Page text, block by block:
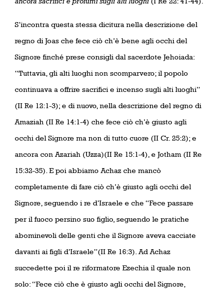
S’incontra questa stessa dicitura nella descrizione del
regno di Joas che fece ciò ch’è bene agli occhi del
Signore finché prese consigli dal sacerdote Jehoiada:
“Tuttavia, gli alti luoghi non scomparvero; il popolo
continuava a offrire sacrifici e incenso sugli alti luoghi”
(II Re 12:1-3); e di nuovo, nella descrizione del regno di
Amaziah (II Re 14:1-4) che fece ciò ch’è giusto agli
occhi del Signore ma non di tutto cuore (II Cr. 25:2); e
ancora con Azariah (Uzza)(II Re 15:1-4), e Jotham (II Re
15:32-35). E poi abbiamo Achaz che mancò
completamente di fare ciò ch’è giusto agli occhi del
Signore, seguendo i re d’Israele e che “Fece passare
per il fuoco persino suo figlio, seguendo le pratiche
abominevoli delle genti che il Signore aveva cacciate
davanti ai figli d’Israele”(II Re 16:3). Ad Achaz
succedette poi il re riformatore Ezechia il quale non
solo: “Fece ciò che è giusto agli occhi del Signore,